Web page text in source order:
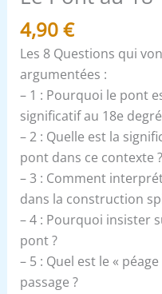
4,90€
Les 8 Questions qui
argumentées :
– 1 : Pourquoi le pont
significatif au 18e
– 2 : Quelle est la
pont dans ce contexte ?
– 3 : Comment
dans la construction
– 4 : Pourquoi insister
pont ?
– 5 : Quel est le «
passage ?